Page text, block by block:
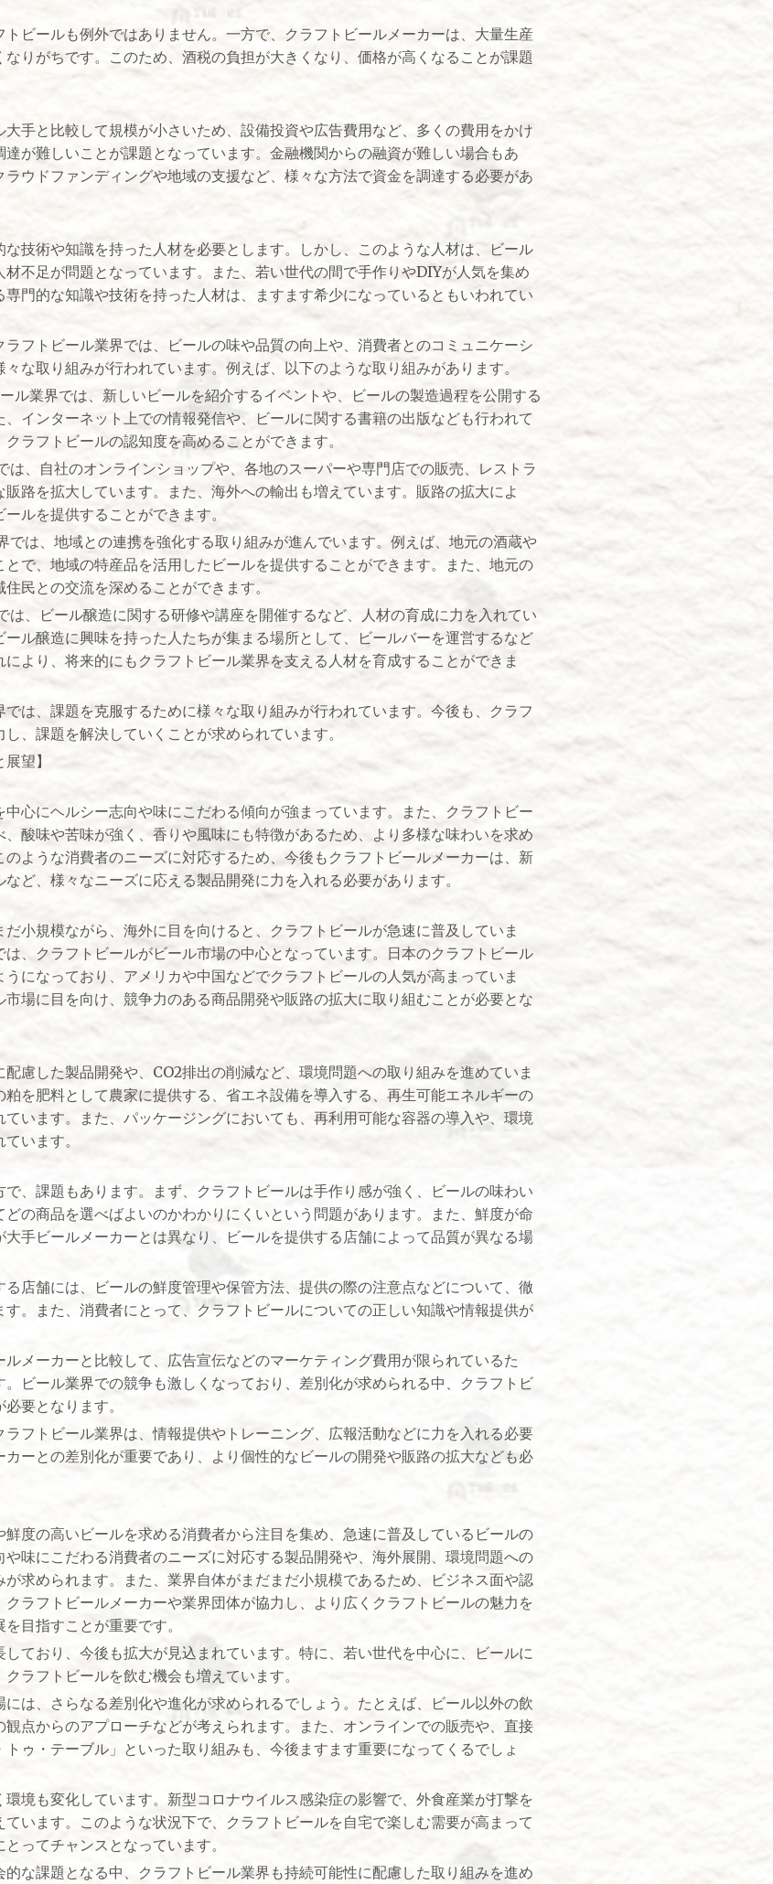
ビールも例外ではありません。一方で、クラフトビールメーカーは、大量生産
りがちです。このため、酒税の負担が大きくなり、価格が高くなることが課題
手と比較して規模が小さいため、設備投資や広告費用など、多くの費用をかけ
が難しいことが課題となっています。金融機関からの融資が難しい場合もあ
ウドファンディングや地域の支援など、様々な方法で資金を調達する必要があ
技術や知識を持った人材を必要とします。しかし、このような人材は、ビール
不足が問題となっています。また、若い世代の間で手作りやDIYが人気を集め
門的な知識や技術を持った人材は、ますます希少になっているともいわれてい
フトビール業界では、ビールの味や品質の向上や、消費者とのコミュニケーシ
な取り組みが行われています。例えば、以下のような取り組みがあります。
ル業界では、新しいビールを紹介するイベントや、ビールの製造過程を公開する
インターネット上での情報発信や、ビールに関する書籍の出版なども行われて
ラフトビールの認知度を高めることができます。
は、自社のオンラインショップや、各地のスーパーや専門店での販売、レストラ
路を拡大しています。また、海外への輸出も増えています。販路の拡大によ
ルを提供することができます。
では、地域との連携を強化する取り組みが進んでいます。例えば、地元の酒蔵や
で、地域の特産品を活用したビールを提供することができます。また、地元の
民との交流を深めることができます。
は、ビール醸造に関する研修や講座を開催するなど、人材の育成に力を入れてい
ル醸造に興味を持った人たちが集まる場所として、ビールバーを運営するなど
より、将来的にもクラフトビール業界を支える人材を育成することができま
は、課題を克服するために様々な取り組みが行われています。今後も、クラフ
、課題を解決していくことが求められています。
望】
心にヘルシー志向や味にこだわる傾向が強まっています。また、クラフトビー
酸味や苦味が強く、香りや風味にも特徴があるため、より多様な味わいを求め
ような消費者のニーズに対応するため、今後もクラフトビールメーカーは、新
ど、様々なニーズに応える製品開発に力を入れる必要があります。
小規模ながら、海外に目を向けると、クラフトビールが急速に普及していま
、クラフトビールがビール市場の中心となっています。日本のクラフトビール
になっており、アメリカや中国などでクラフトビールの人気が高まっていま
場に目を向け、競争力のある商品開発や販路の拡大に取り組むことが必要とな
慮した製品開発や、CO2排出の削減など、環境問題への取り組みを進めていま
を肥料として農家に提供する、省エネ設備を導入する、再生可能エネルギーの
います。また、パッケージングにおいても、再利用可能な容器の導入や、環境
います。
、課題もあります。まず、クラフトビールは手作り感が強く、ビールの味わい
の商品を選べばよいのかわかりにくいという問題があります。また、鮮度が命
手ビールメーカーとは異なり、ビールを提供する店舗によって品質が異なる場
店舗には、ビールの鮮度管理や保管方法、提供の際の注意点などについて、徹
。また、消費者にとって、クラフトビールについての正しい知識や情報提供が
メーカーと比較して、広告宣伝などのマーケティング費用が限られているた
ビール業界での競争も激しくなっており、差別化が求められる中、クラフトビ
要となります。
フトビール業界は、情報提供やトレーニング、広報活動などに力を入れる必要
ーとの差別化が重要であり、より個性的なビールの開発や販路の拡大なども必
度の高いビールを求める消費者から注目を集め、急速に普及しているビールの
味にこだわる消費者のニーズに対応する製品開発や、海外展開、環境問題への
求められます。また、業界自体がまだまだ小規模であるため、ビジネス面や認
ラフトビールメーカーや業界団体が協力し、より広くクラフトビールの魅力を
目指すことが重要です。
ており、今後も拡大が見込まれています。特に、若い世代を中心に、ビールに
ラフトビールを飲む機会も増えています。
は、さらなる差別化や進化が求められるでしょう。たとえば、ビール以外の飲
点からのアプローチなどが考えられます。また、オンラインでの販売や、直接
ゥ・テーブル」といった取り組みも、今後ますます重要になってくるでしょ
境も変化しています。新型コロナウイルス感染症の影響で、外食産業が打撃を
います。このような状況下で、クラフトビールを自宅で楽しむ需要が高まって
ってチャンスとなっています。
な課題となる中、クラフトビール業界も持続可能性に配慮した取り組みを進め